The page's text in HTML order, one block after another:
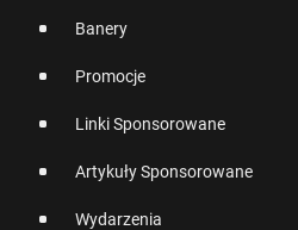
Banery
Promocje
Linki Sponsorowane
Artykuły Sponsorowane
Wydarzenia